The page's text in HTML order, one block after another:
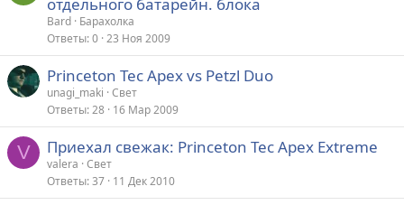
Bard Барахолка
Ответы 0 23 Ноя 2009
Princeton Tec Арех vs Petzl Duo
unagi_maki Свет
Ответы 28 16 Мар 2009
V Приехал свежак: Princeton Tec Apex Extreme
valera Свет
Ответы 37 11 Дек 2010